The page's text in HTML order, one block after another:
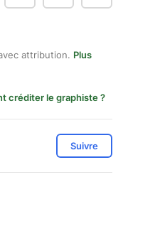
attribution. Plus
créditer le graphiste ?
Suivre